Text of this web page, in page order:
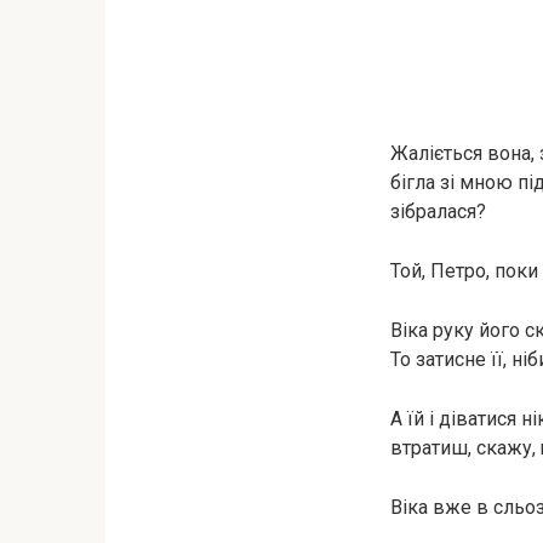
Жаліється вона,
бігла зі мною
зібралася?
Той, Петро, поки
Віка руку його
То затисне її,
А їй і діватися
втратиш,
Віка вже в